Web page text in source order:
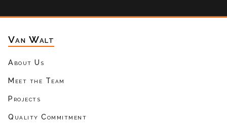
Van Walt
About Us
Meet the Team
Projects
Quality Commitment